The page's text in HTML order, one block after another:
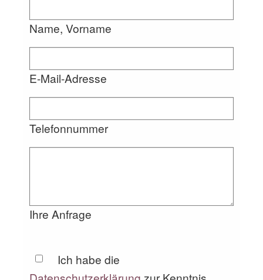
Name, Vorname
E-Mail-Adresse
Telefonnummer
Ihre Anfrage
Ich habe die